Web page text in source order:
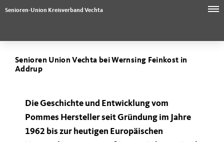
Senioren-Union Kreisverband Vechta
Senioren Union Vechta bei Wernsing Feinkost in
Addrup
Die Geschichte und Entwicklung vom
Pommes Hersteller seit Gründung im Jahre
1962 bis zur heutigen Europäischen